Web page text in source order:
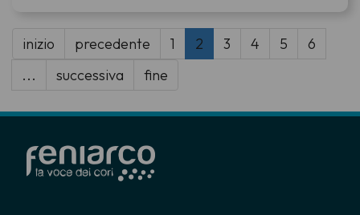
inizio precedente 1 2 3 4 5
6
...
successiva fine